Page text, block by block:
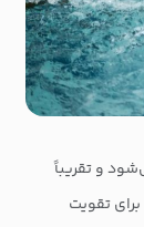
و تقریباً
تقویت